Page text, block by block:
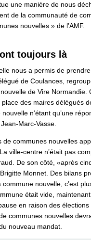
une manière de nous
de la communauté de
nouvelles » de l’AMF.
toujours là
nous a permis de
de Coulances,
de Vire Normandie.
place des maires délégués
n’étant qu’une
Marc-Vasse.
de communes nouvelles
ville-centre n’était pas
De son côté, «après
Monnet. Des bilans
nouvelle, c’est
était vide,
en raison des
communes nouvelles
nouveau mandat.